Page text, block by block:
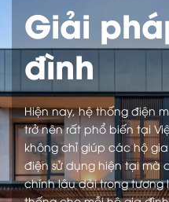
Giải
đình
Hiện nay, hệ thống điện
trở nên rất phổ biến tại
không chỉ giúp các hộ
điện sử dụng hiện tại mà
chính lâu dài trong tương